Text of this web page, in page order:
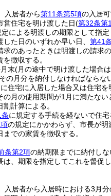
入居者から第11条第5項の入居
営住宅を明け渡した日(第32条第
定による明渡しの期限として指
た日のいずれか早い日、 第41
求のあったときは明渡しの請求
徴収する。
末(月の途中で明け渡した場合
の月分を納付しなければならな
住宅に入居した場合又は住宅を
の月の使用期間が1月に満たない
計算による。
に規定する手続を経ないで住
の規定にかかわらず、市長が明
での家賃を徴収する。
条第2項の納期限までに納付しな
は、期限を指定してこれを督促
入居者から入居時における3月分